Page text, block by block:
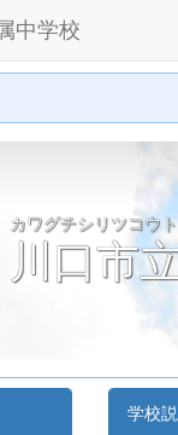
中学校
カワグチシリツコウ
川口市
学校